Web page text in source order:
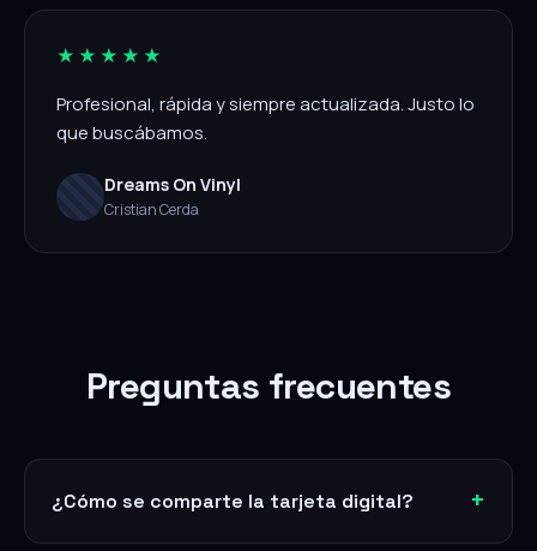
★★★★★
Profesional, rápida y siempre actualizada. Justo lo
que buscábamos.
Dreams On Vinyl
Cristian Cerda
Preguntas frecuentes
¿Cómo se comparte la tarjeta digital?